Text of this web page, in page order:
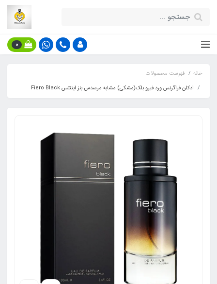
0
خانه
فهرست محصولات
ادکلن فراگرنس ورد فیرو بلک(مشکی) مشابه مرسدس بنز اینتنس Fiero Black